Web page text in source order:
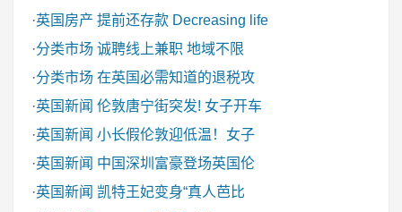
·英国房产 提前还存款 Decreasing life
·分类市场 诚聘线上兼职 地域不限
·分类市场 在英国必需知道的退税攻
·英国新闻 伦敦唐宁街突发! 女子开车
·英国新闻 小长假伦敦迎低温！女子
·英国新闻 中国深圳富豪登场英国伦
·英国新闻 凯特王妃变身“真人芭比